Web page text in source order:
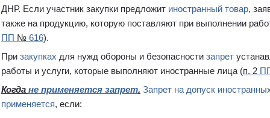
ДНР. Если участник закупки предложит иностранный товар,
также на продукцию, которую поставляют при выполнении
ПП № 616).
При закупках для нужд обороны и безопасности запрет
работы и услуги, которые выполняют иностранные лица (п. 2
Когда не применяется запрет. Запрет на допуск
применяется, если: